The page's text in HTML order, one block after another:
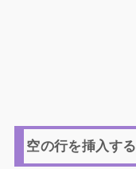
空の行を挿入する